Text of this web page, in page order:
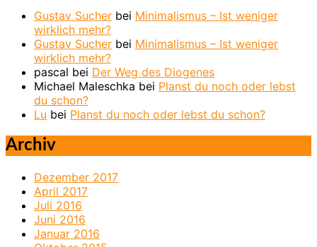
Gustav Sucher bei Minimalismus – Ist weniger
wirklich mehr?
Gustav Sucher bei Minimalismus – Ist weniger
wirklich mehr?
pascal bei Der Weg des Diogenes
Michael Maleschka bei Planst du noch oder lebst
du schon?
Lu bei Planst du noch oder lebst du schon?
Archiv
Dezember 2017
April 2017
Juli 2016
Juni 2016
Januar 2016